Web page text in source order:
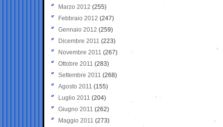
Marzo 2012 (255)
Febbraio 2012 (247)
Gennaio 2012 (259)
Dicembre 2011 (223)
Novembre 2011 (267)
Ottobre 2011 (283)
Settembre 2011 (268)
Agosto 2011 (155)
Luglio 2011 (204)
Giugno 2011 (262)
Maggio 2011 (273)